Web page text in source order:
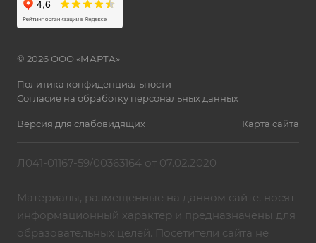
© 2026 ООО «МАРТА»
Политика конфиденциальности
Согласие на обработку персональных данных
Версия для слабовидящих Карта сайта
Л041-01167-59/00363164 от 07.02.2020
Материалы, размещенные на данном сайте, носят
информационный характер и предназначены для
образовательных целей. Посетители сайта не